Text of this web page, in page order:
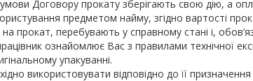
Договору прокату зберігають свою дію, а
предметом найму, згідно ­­вартості
прокат, перебувають у справному стані і,
ознайомлює Вас з правилами технічної
упакуванні.
використовувати відповідно до її